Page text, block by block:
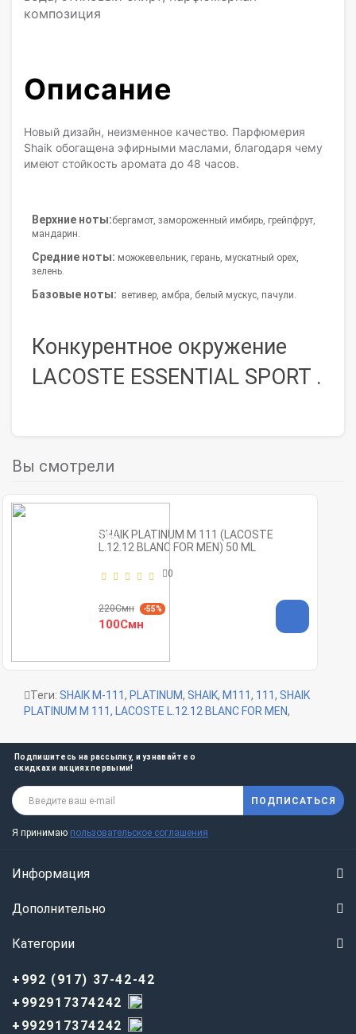
композиция
Описание
Новый дизайн, неизменное качество. Парфюмерия
Shaik обогащена эфирными маслами, благодаря чему
имеют стойкость аромата до 48 часов.
Верхние ноты:бергамот, замороженный имбирь, грейпфрут,
мандарин.
Средние ноты: можжевельник, герань, мускатный орех,
зелень.
Базовые ноты: ветивер, амбра, белый мускус, пачули.
Конкурентное окружение
LACOSTE ESSENTIAL SPORT .
Вы смотрели
SHAIK PLATINUM M 111 (LACOSTE
L.12.12 BLANC FOR MEN) 50 ML
0
220Смн -55%
100Смн
Теги: SHAIK M-111, PLATINUM, SHAIK, M111, 111, SHAIK
PLATINUM M 111, LACOSTE L.12.12 BLANC FOR MEN,
Подпишитесь на рассылку, и узнавайте о
скидках и акциях первыми!
ПОДПИСАТЬСЯ
Я принимаю пользовательское соглашения
Информация
Дополнительно
Категории
+992 (917) 37-42-42
+992917374242
+992917374242